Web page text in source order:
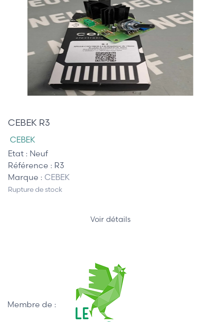
CEBEK R3
CEBEK
Etat : Neuf
Référence : R3
Marque : CEBEK
Rupture de stock
Voir détails
Membre de :